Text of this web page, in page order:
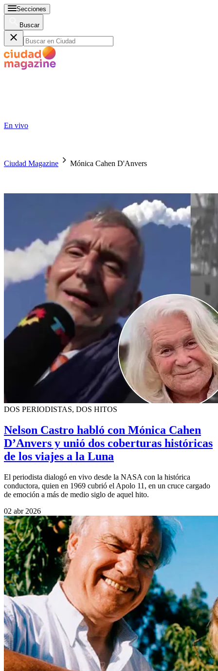
Secciones
Buscar
En vivo
Ciudad Magazine Mónica Cahen D'Anvers
DOS PERIODISTAS, DOS HITOS
Nelson Castro habló con Mónica Cahen
D’Anvers y unió dos coberturas históricas
de los viajes a la Luna
El periodista dialogó en vivo desde la NASA con la histórica
conductora, quien en 1969 cubrió el Apolo 11, en un cruce cargado
de emoción a más de medio siglo de aquel hito.
02 abr 2026